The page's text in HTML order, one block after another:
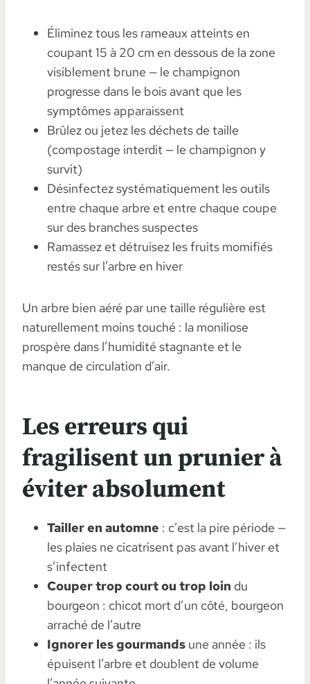
Éliminez tous les rameaux atteints en
coupant 15 à 20 cm en dessous de la zone
visiblement brune — le champignon
progresse dans le bois avant que les
symptômes apparaissent
Brûlez ou jetez les déchets de taille
(compostage interdit — le champignon y
survit)
Désinfectez systématiquement les outils
entre chaque arbre et entre chaque coupe
sur des branches suspectes
Ramassez et détruisez les fruits momifiés
restés sur l’arbre en hiver
Un arbre bien aéré par une taille régulière est
naturellement moins touché : la moniliose
prospère dans l’humidité stagnante et le
manque de circulation d’air.
Les erreurs qui
fragilisent un prunier à
éviter absolument
Tailler en automne : c’est la pire période —
les plaies ne cicatrisent pas avant l’hiver et
s’infectent
Couper trop court ou trop loin du
bourgeon : chicot mort d’un côté, bourgeon
arraché de l’autre
Ignorer les gourmands une année : ils
épuisent l’arbre et doublent de volume